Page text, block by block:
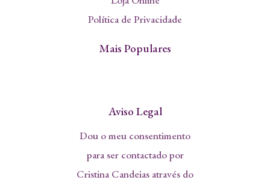
Política de Privacidade
Mais Populares
Aviso Legal
Dou o meu consentimento
para ser contactado por
Cristina Candeias através do